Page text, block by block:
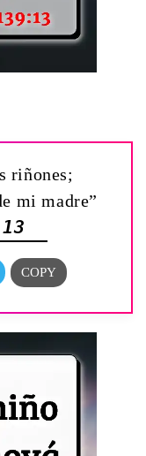
riñones;
mi madre”